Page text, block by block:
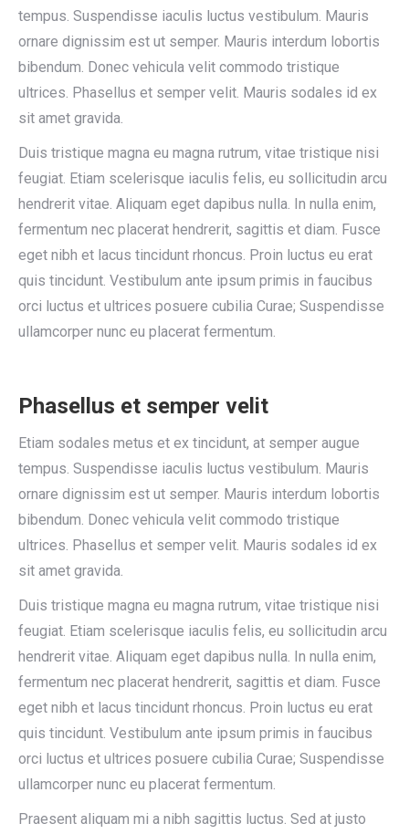
tempus. Suspendisse iaculis luctus vestibulum. Mauris
ornare dignissim est ut semper. Mauris interdum lobortis
bibendum. Donec vehicula velit commodo tristique
ultrices. Phasellus et semper velit. Mauris sodales id ex
sit amet gravida.
Duis tristique magna eu magna rutrum, vitae tristique nisi
feugiat. Etiam scelerisque iaculis felis, eu sollicitudin arcu
hendrerit vitae. Aliquam eget dapibus nulla. In nulla enim,
fermentum nec placerat hendrerit, sagittis et diam. Fusce
eget nibh et lacus tincidunt rhoncus. Proin luctus eu erat
quis tincidunt. Vestibulum ante ipsum primis in faucibus
orci luctus et ultrices posuere cubilia Curae; Suspendisse
ullamcorper nunc eu placerat fermentum.
Phasellus et semper velit
Etiam sodales metus et ex tincidunt, at semper augue
tempus. Suspendisse iaculis luctus vestibulum. Mauris
ornare dignissim est ut semper. Mauris interdum lobortis
bibendum. Donec vehicula velit commodo tristique
ultrices. Phasellus et semper velit. Mauris sodales id ex
sit amet gravida.
Duis tristique magna eu magna rutrum, vitae tristique nisi
feugiat. Etiam scelerisque iaculis felis, eu sollicitudin arcu
hendrerit vitae. Aliquam eget dapibus nulla. In nulla enim,
fermentum nec placerat hendrerit, sagittis et diam. Fusce
eget nibh et lacus tincidunt rhoncus. Proin luctus eu erat
quis tincidunt. Vestibulum ante ipsum primis in faucibus
orci luctus et ultrices posuere cubilia Curae; Suspendisse
ullamcorper nunc eu placerat fermentum.
Praesent aliquam mi a nibh sagittis luctus. Sed at justo